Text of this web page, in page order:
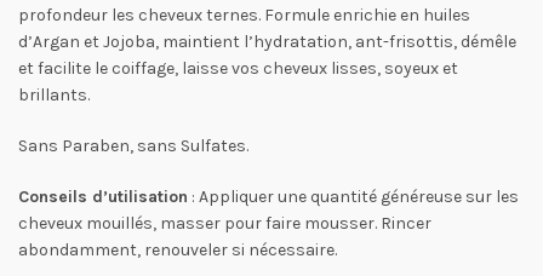
profondeur les cheveux ternes. Formule enrichie en huiles
d’Argan et Jojoba, maintient l’hydratation, ant-frisottis, démêle
et facilite le coiffage, laisse vos cheveux lisses, soyeux et
brillants.
Sans Paraben, sans Sulfates.
Conseils d’utilisation : Appliquer une quantité généreuse sur les
cheveux mouillés, masser pour faire mousser. Rincer
abondamment, renouveler si nécessaire.